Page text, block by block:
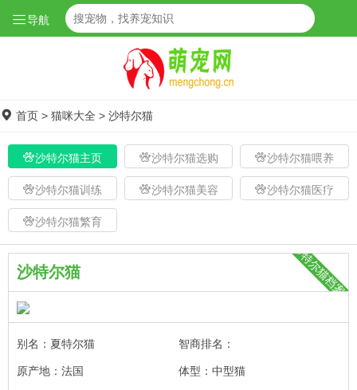
导航
首页 > 猫咪大全 > 沙特尔猫
沙特尔猫主页 沙特尔猫选购 沙特尔猫喂养
沙特尔猫训练 沙特尔猫美容 沙特尔猫医疗
沙特尔猫繁育
沙特尔猫 沙特尔猫档案
别名：夏特尔猫 智商排名：
原产地：法国 体型：中型猫